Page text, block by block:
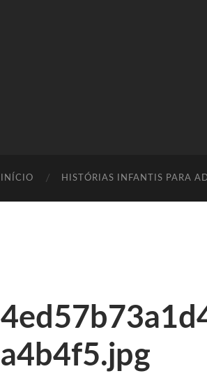
INÍCIO HISTÓRIAS INFANTIS PARA
a4b4f5.jpg